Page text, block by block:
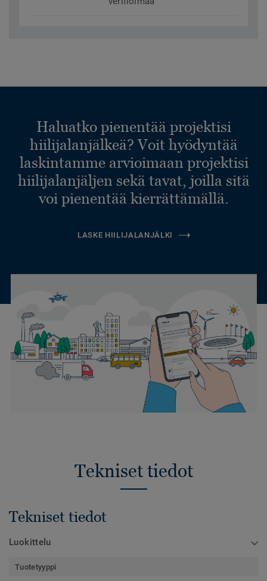
Haluatko pienentää projektisi
hiilijalanjälkeä? Voit hyödyntää
laskintamme arvioimaan projektisi
hiilijalanjäljen sekä tavat, joilla sitä
voi pienentää kierrättämällä.
LASKE HIILIJALANJÄLKI
Tekniset tiedot
Tekniset tiedot
Luokittelu
Tuotetyyppi